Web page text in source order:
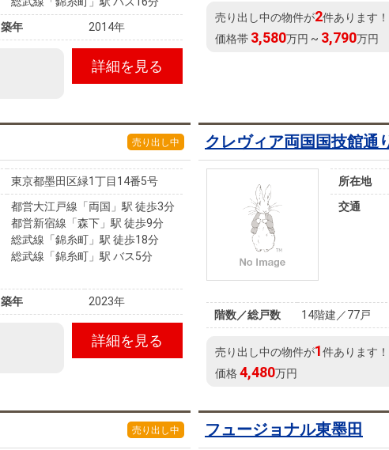
築年 2014年
詳細を見る
売り出し中の物件が2件あります！
価格帯 3,580万円 ~ 3,790万円
売り出し中
東京都墨田区緑1丁目14番5号
都営大江戸線「両国」駅 徒歩3分
都営新宿線「森下」駅 徒歩9分
総武線「錦糸町」駅 徒歩18分
総武線「錦糸町」駅 バス5分
築年 2023年
詳細を見る
クレヴィア両国国技館通
所在地
交通
階数／総戸数
14階建／77戸
売り出し中の物件が1件あります！
価格 4,480万円
売り出し中 フュージョナル東墨田